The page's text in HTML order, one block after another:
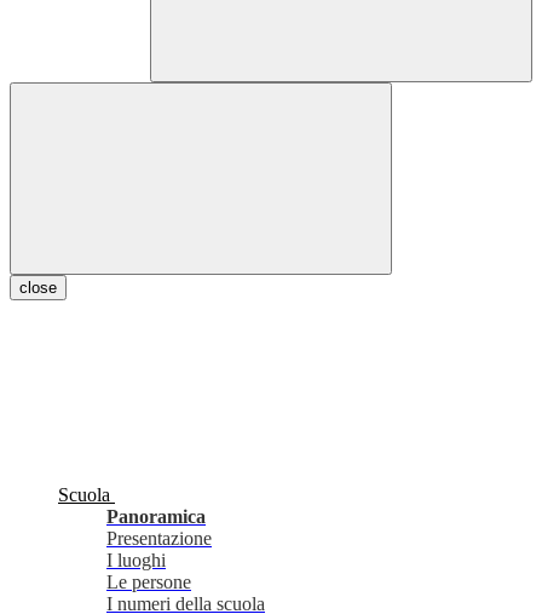
close
Scuola
Panoramica
Presentazione
I luoghi
Le persone
I numeri della scuola